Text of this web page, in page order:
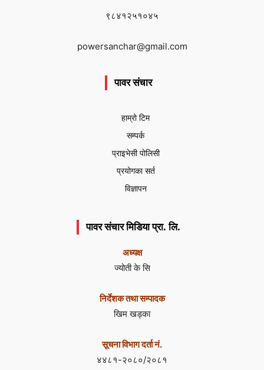
९८४१२५१०४५
powersanchar@gmail.com
पावर संचार
हाम्रो टिम
सम्पर्क
प्राइभेसी पोलिसी
प्रयोगका सर्त
विज्ञापन
पावर संचार मिडिया प्रा. लि.
अध्यक्ष
ज्योती के सि
निर्देशक तथा सम्पादक
खिम खड्का
सूचना विभाग दर्ता नं.
४४८१-२०८०/२०८१